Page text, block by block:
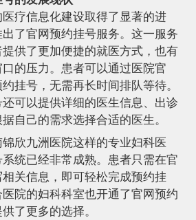
疗信息化建设取得了显著的进
了官网预约挂号服务。这一服务
供了更加便捷的就医方式，也有
的压力。患者可以通过医院官
挂号，无需再长时间排队等待。
可以提供详细的医生信息、出诊
自己的需求选择合适的医生。
欣九洲医院这样的专业妇科医
统已经非常成熟。患者只需在官
关信息，即可轻松完成预约挂
院的妇科科室也开通了官网预约
了更多的选择。